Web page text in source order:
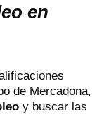
en
de Mercadona,
y buscar las